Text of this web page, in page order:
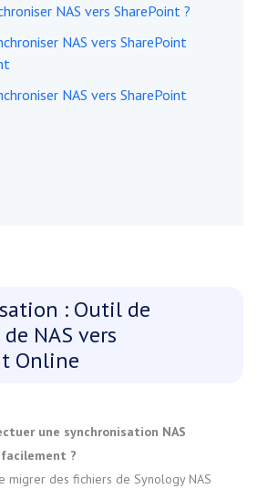
NAS vers SharePoint ?
NAS vers SharePoint
NAS vers SharePoint
: Outil de
NAS vers
Online
une synchronisation NAS
?
migrer des fichiers de Synology NAS